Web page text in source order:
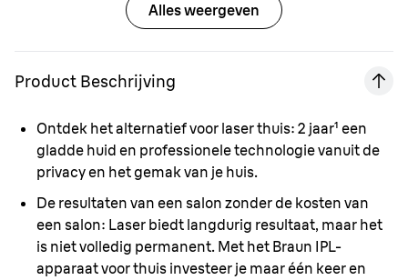
Alles weergeven
Product Beschrijving
Ontdek het alternatief voor laser thuis: 2 jaar¹ een
gladde huid en professionele technologie vanuit de
privacy en het gemak van je huis.
De resultaten van een salon zonder de kosten van
een salon: Laser biedt langdurig resultaat, maar het
is niet volledig permanent. Met het Braun IPL-
apparaat voor thuis investeer je maar één keer en